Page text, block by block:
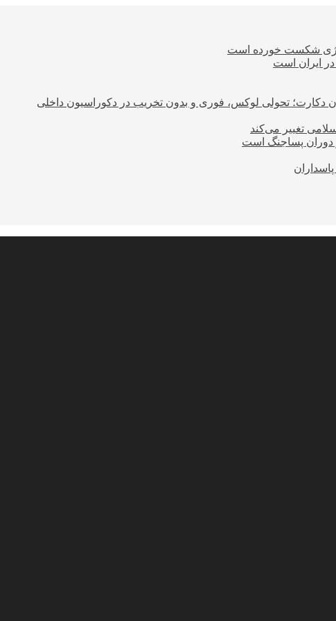
شکست خورده است
در ایران است
دکارت؛ تحولی لوکس، فوری و بدون تخریب در دکوراسیون داخلی
تغییر می‌کند
دوران پساجنگ است